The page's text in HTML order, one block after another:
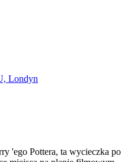
Londyn
'ego Pottera, ta wycieczka po